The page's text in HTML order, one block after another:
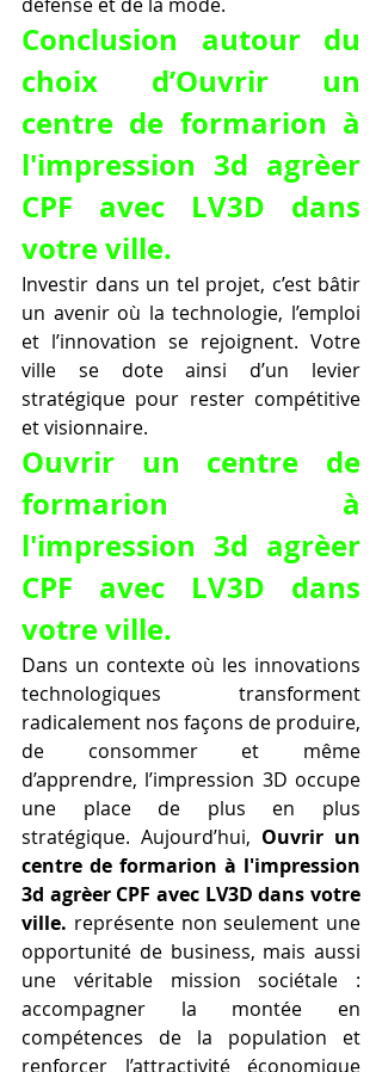
Conclusion autour du
choix d’Ouvrir un
centre de formarion à
l'impression 3d agrèer
CPF avec LV3D dans
votre ville.
Investir dans un tel projet, c’est bâtir
un avenir où la technologie, l’emploi
et l’innovation se rejoignent. Votre
ville se dote ainsi d’un levier
stratégique pour rester compétitive
et visionnaire.
Ouvrir un centre de
formarion à
l'impression 3d agrèer
CPF avec LV3D dans
votre ville.
Dans un contexte où les innovations
technologiques transforment
radicalement nos façons de produire,
de consommer et même
d’apprendre, l’impression 3D occupe
une place de plus en plus
stratégique. Aujourd’hui, Ouvrir un
centre de formarion à l'impression
3d agrèer CPF avec LV3D dans votre
ville. représente non seulement une
opportunité de business, mais aussi
une véritable mission sociétale :
accompagner la montée en
compétences de la population et
renforcer l’attractivité économique